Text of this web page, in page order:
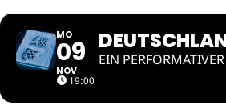
MO
09
NOV
19:00
EIN